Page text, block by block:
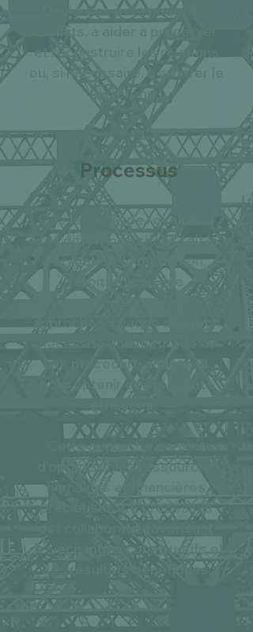
David vise à résoudre les
conflits, à aider à préserver
et reconstruire les relations
ou, si nécessaire, à arbitrer le
différend.
Processus
Que le mode de résolution
des différends choisi soit la
facilitation, la médiation,
l’arbitrage ou une
combinaison de ces
approches, chaque situation
nécessite une méthode et
une procédure adaptées
pour obtenir des résultats
Cette approche permet
d’optimiser les ressources
humaines et financières
précieuses. Le processus
des échanges constructifs et
des résultats bénéfiques.